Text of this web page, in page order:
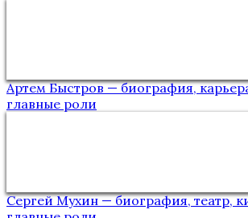
Артем Быстров — биография,
главные роли
Сергей Мухин — биография, театр,